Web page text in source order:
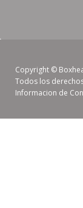
Copyright ©
Todos los
Informacion de